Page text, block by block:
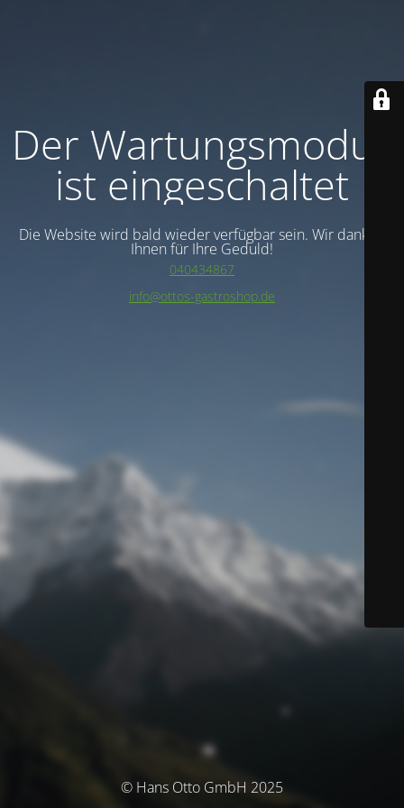
Der Wartungsmodus
ist eingeschaltet
Die Website wird bald wieder verfügbar sein. Wir danken
Ihnen für Ihre Geduld!
040434867
info@ottos-gastroshop.de
© Hans Otto GmbH 2025